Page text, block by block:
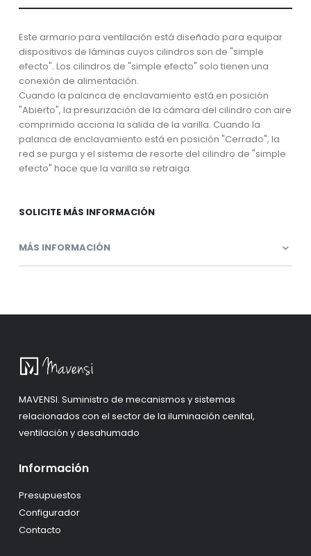
Este armario para ventilación está diseñado para equipar
dispositivos de láminas cuyos cilindros son de "simple
efecto". Los cilindros de "simple efecto" solo tienen una
conexión de alimentación.
Cuando la palanca de enclavamiento está en posición
"Abierto", la presurización de la cámara del cilindro con aire
comprimido acciona la salida de la varilla. Cuando la
palanca de enclavamiento está en posición "Cerrado", la
red se purga y el sistema de resorte del cilindro de "simple
efecto" hace que la varilla se retraiga.
SOLICITE MÁS INFORMACIÓN
MÁS INFORMACIÓN
MAVENSI. Suministro de mecanismos y sistemas
relacionados con el sector de la iluminación cenital,
ventilación y desahumado
Información
Presupuestos
Configurador
Contacto